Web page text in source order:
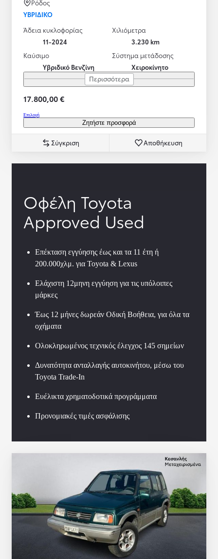
Ρόδος
ΥΒΡΙΔΙΚΌ
Άδεια κυκλοφορίας
11-2024
Χιλιόμετρα
3.230 km
Καύσιμο
Υβριδικό Βενζίνη
Σύστημα μετάδοσης
Χειροκίνητο
Περισσότερα
17.800,00 €
Επιλογή
Ζητήστε προσφορά
Σύγκριση Αποθήκευση
Οφέλη Toyota
Approved Used
Επέκταση εγγύησης έως και τα 11 έτη ή
200.000χλμ. για Toyota & Lexus
Ελάχιστη 12μηνη εγγύηση για τις υπόλοιπες
μάρκες
Έως 12 μήνες δωρεάν Οδική Βοήθεια, για όλα τα
οχήματα
Ολοκληρωμένος τεχνικός έλεγχος 145 σημείων
Δυνατότητα ανταλλαγής αυτοκινήτου, μέσω του
Toyota Trade-In
Ευέλικτα χρηματοδοτικά προγράμματα
Προνομιακές τιμές ασφάλισης